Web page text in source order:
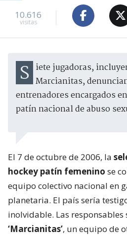
10.616
visitas
Siete jugadoras, incluyendo a varias ex Marcianitas,
entrenadores encargados
patín nacional de abuso
El 7 de octubre de 2006, la
hockey patín femenino se
equipo colectivo nacional en
planetaria. El país sería
inolvidable. Las responsables
‘Marcianitas’, un equipo de